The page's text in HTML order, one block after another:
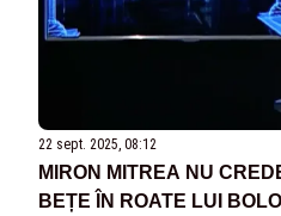
22 sept. 2025, 08:12
MIRON MITREA NU
BEȚE ÎN ROATE LUI